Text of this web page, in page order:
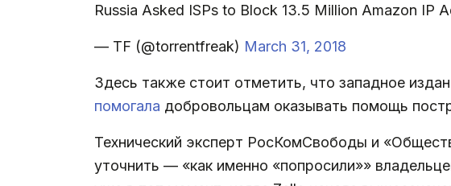
Russia Asked ISPs to Block 13.5 Million Amazon IP
— TF (@torrentfreak) March 31, 2018
Здесь также стоит отметить, что западное
помогала добровольцам оказывать помощь
Технический эксперт РосКомСвободы и
уточнить — «как именно «попросили»»